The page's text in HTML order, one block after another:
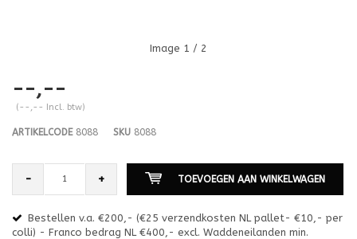
Image 1 / 2
--,--
(--,-- Incl. btw)
ARTIKELCODE8088 SKU 8088
- + TOEVOEGEN AAN WINKELWAGEN
Bestellen v.a. €200,- (€25 verzendkosten NL pallet- €10,- per
colli) - Franco bedrag NL €400,- excl. Waddeneilanden min.